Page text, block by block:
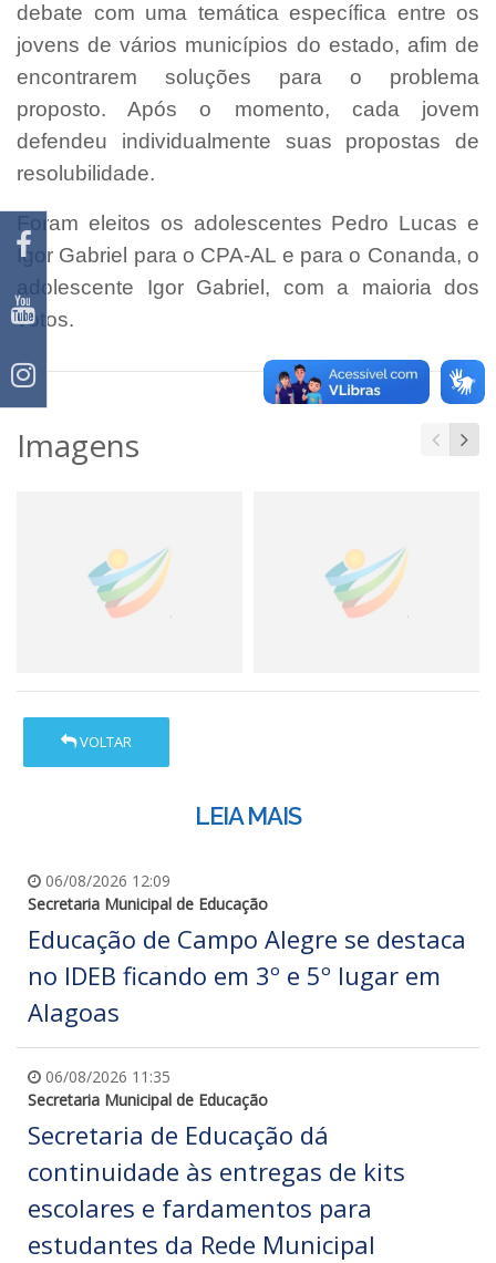
debate com uma temática específica entre os
jovens de vários municípios do estado, afim de
encontrarem soluções para o problema
proposto. Após o momento, cada jovem
defendeu individualmente suas propostas de
resolubilidade.
Foram eleitos os adolescentes Pedro Lucas e
Igor Gabriel para o CPA-AL e para o Conanda, o
adolescente Igor Gabriel, com a maioria dos
votos.
Imagens
VOLTAR
LEIA MAIS
06/08/2026 12:09
Secretaria Municipal de Educação
Educação de Campo Alegre se destaca
no IDEB ficando em 3º e 5º lugar em
Alagoas
06/08/2026 11:35
Secretaria Municipal de Educação
Secretaria de Educação dá
continuidade às entregas de kits
escolares e fardamentos para
estudantes da Rede Municipal